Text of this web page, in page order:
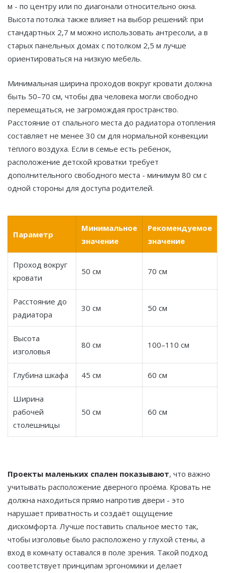
м - по центру или по диагонали относительно окна.
Высота потолка также влияет на выбор решений: при
стандартных 2,7 м можно использовать антресоли, а в
старых панельных домах с потолком 2,5 м лучше
ориентироваться на низкую мебель.
Минимальная ширина проходов вокруг кровати должна
быть 50–70 см, чтобы два человека могли свободно
перемещаться, не загромождая пространство.
Расстояние от спального места до радиатора отопления
составляет не менее 30 см для нормальной конвекции
тёплого воздуха. Если в семье есть ребенок,
расположение детской кроватки требует
дополнительного свободного места - минимум 80 см с
одной стороны для доступа родителей.
Параметр
Минимальное
значение
Рекомендуемое
значение
Проход вокруг
кровати
50 см 70 см
Расстояние до
радиатора
30 см 50 см
Высота
изголовья
80 см 100–110 см
Глубина шкафа 45 см 60 см
Ширина
рабочей
столешницы
50 см 60 см
Проекты маленьких спален показывают, что важно
учитывать расположение дверного проёма. Кровать не
должна находиться прямо напротив двери - это
нарушает приватность и создаёт ощущение
дискомфорта. Лучше поставить спальное место так,
чтобы изголовье было расположено у глухой стены, а
вход в комнату оставался в поле зрения. Такой подход
соответствует принципам эргономики и делает